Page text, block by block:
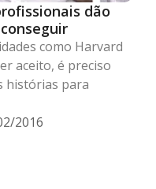
dão
como Harvard
aceito, é preciso
histórias para
2016